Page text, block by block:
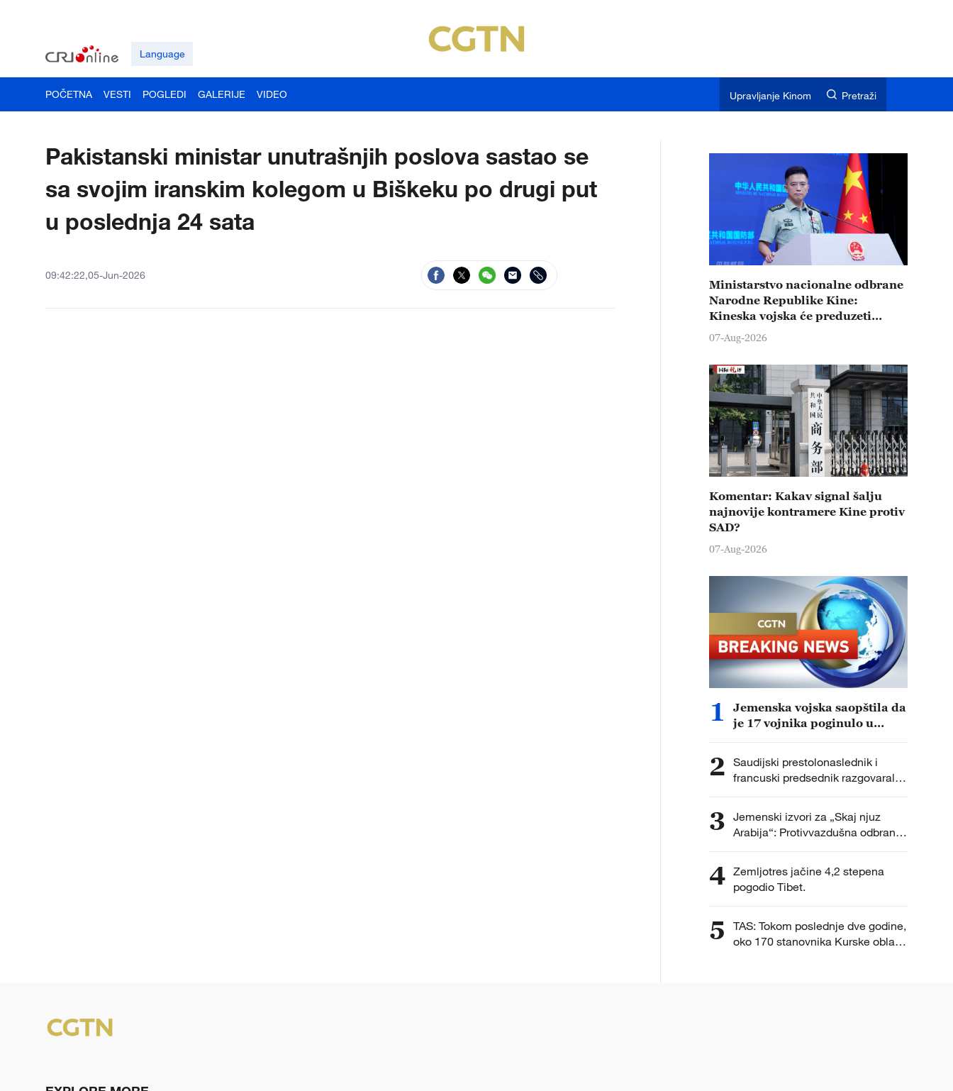
Language
POČETNA VESTI POGLEDI GALERIJE VIDEO Upravljanje Kinom Pretraži
Pakistanski ministar unutrašnjih poslova sastao se
sa svojim iranskim kolegom u Biškeku po drugi put
u poslednja 24 sata
09:42:22,05-Jun-2026
Ministarstvo nacionalne odbrane
Narodne Republike Kine:
Kineska vojska će preduzeti
čvrste kontramere protiv svih
provokativnih pokušaja
izazivanja nemira
07-Aug-2026
Komentar: Kakav signal šalju
najnovije kontramere Kine protiv
SAD?
07-Aug-2026
1
Jemenska vojska saopštila da
je 17 vojnika poginulo u
2 Saudijski prestolonaslednik i
francuski predsednik razgovarali o
najnovijim regionalnim
bezbednosti u regionu.
3 Jemenski izvori za „Skaj njuz
Arabija“: Protivvazdušna odbrana
pucala na bespilotne letelice
provinciji Hadramaut.
4 Zemljotres jačine 4,2 stepena
pogodio Tibet.
5
TAS: Tokom poslednje dve godine,
oko 170 stanovnika Kurske oblasti